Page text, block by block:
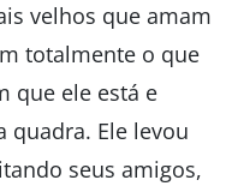
velhos que amam
totalmente o que
que ele está e
quadra. Ele levou
seus amigos,